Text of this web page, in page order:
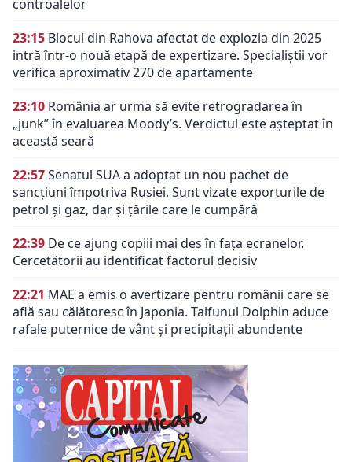
controalelor
23:15 Blocul din Rahova afectat de explozia din 2025
intră într-o nouă etapă de expertizare. Specialiștii vor
verifica aproximativ 270 de apartamente
23:10 România ar urma să evite retrogradarea în
„junk” în evaluarea Moody’s. Verdictul este așteptat în
această seară
22:57Senatul SUA a adoptat un nou pachet de
sancțiuni împotriva Rusiei. Sunt vizate exporturile de
petrol și gaz, dar și țările care le cumpără
22:39 De ce ajung copiii mai des în fața ecranelor.
Cercetătorii au identificat factorul decisiv
22:21 MAE a emis o avertizare pentru românii care se
află sau călătoresc în Japonia. Taifunul Dolphin aduce
rafale puternice de vânt și precipitații abundente